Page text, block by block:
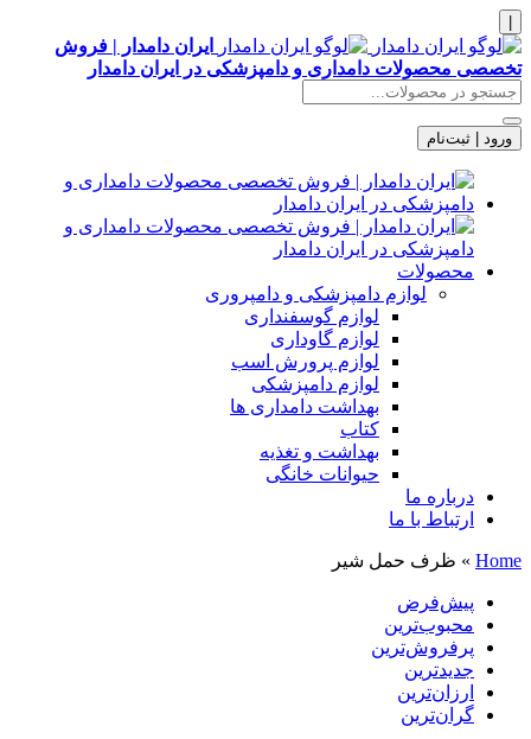
ایران دامدار | فروش
تخصصی محصولات دامداری و دامپزشکی در ایران دامدار
ورود | ثبت‌نام
محصولات
لوازم دامپزشکی و دامپروری
لوازم گوسفنداری
لوازم گاوداری
لوازم پرورش اسب
لوازم دامپزشکی
بهداشت دامداری ها
کتاب
بهداشت و تغذیه
حیوانات خانگی
درباره ما
ارتباط با ما
Home
» ظرف حمل شیر
پیش‌فرض
محبوب‌ترین
پرفروش‌ترین
جدیدترین
ارزان‌ترین
گران‌ترین